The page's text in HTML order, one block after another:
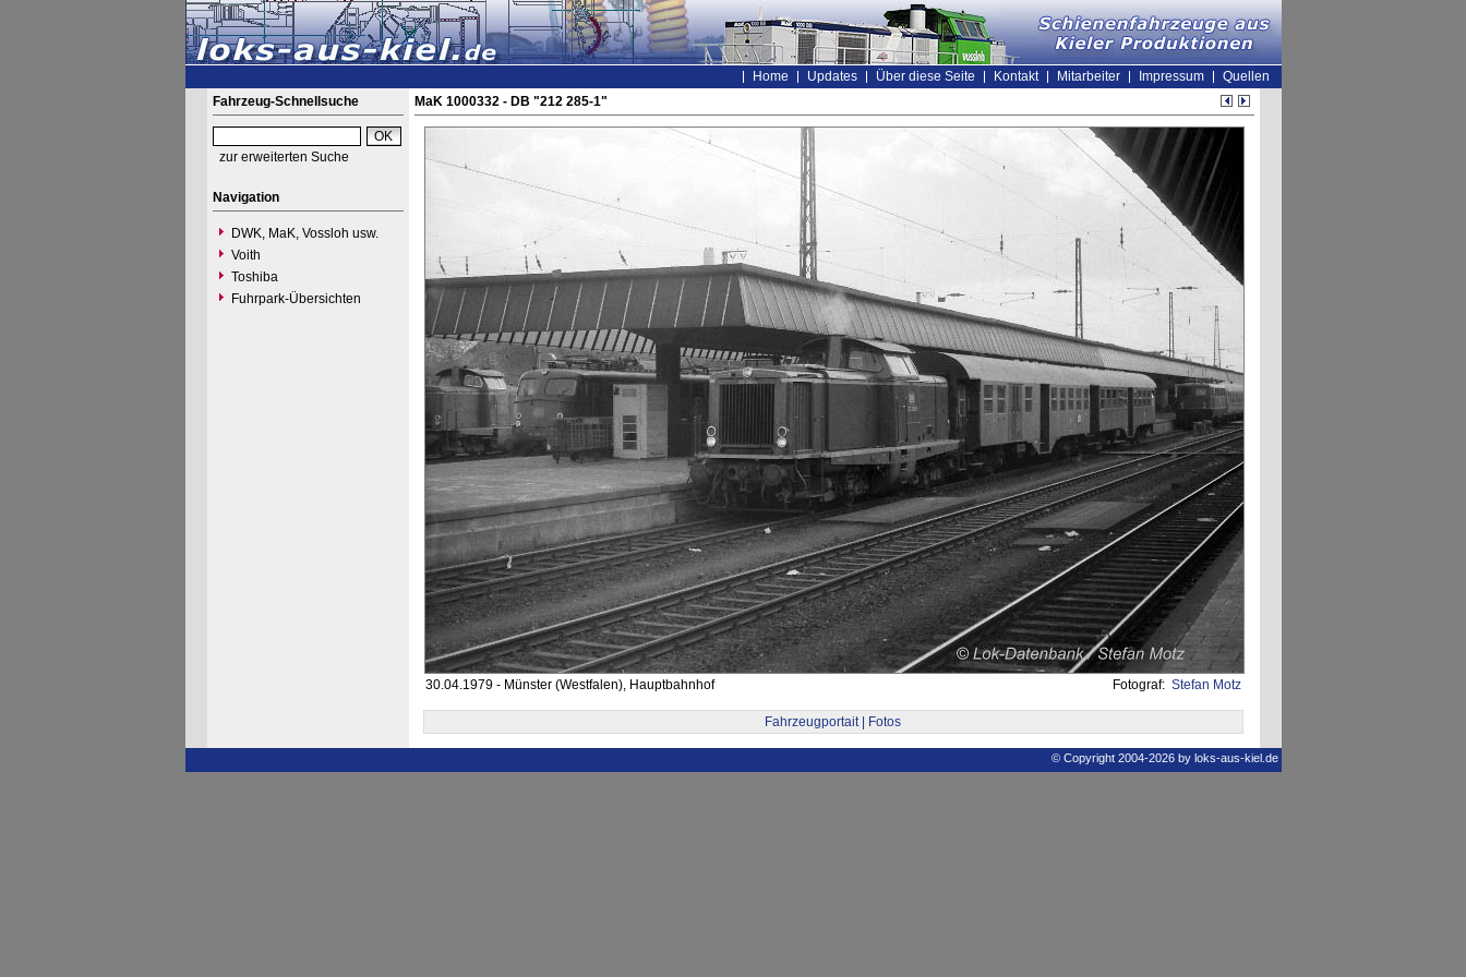
Home Updates Über diese Seite Kontakt Mitarbeiter Impressum
Quellen
Fahrzeug-Schnellsuche
zur erweiterten Suche
Navigation
DWK, MaK, Vossloh usw.
Voith
Toshiba
Fuhrpark-Übersichten
MaK 1000332 - DB "212 285-1"
30.04.1979 - Münster (Westfalen), Hauptbahnhof Fotograf: Stefan Motz
Fahrzeugportait | Fotos
© Copyright 2004-2026 by loks-aus-kiel.de